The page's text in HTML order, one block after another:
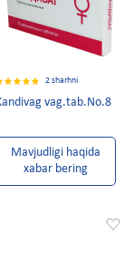
2 sharhni
vag.tab.No.8
Mavjudligi haqida
xabar bering